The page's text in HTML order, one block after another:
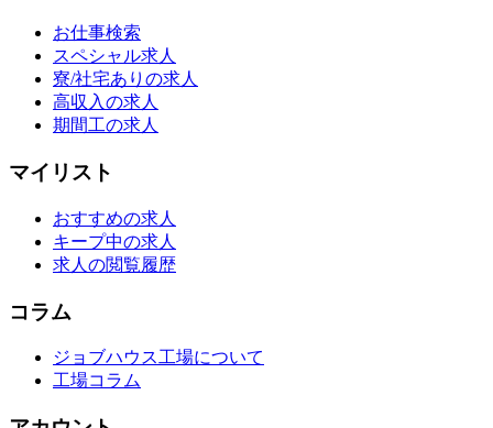
お仕事検索
スペシャル求人
寮/社宅ありの求人
高収入の求人
期間工の求人
マイリスト
おすすめの求人
キープ中の求人
求人の閲覧履歴
コラム
ジョブハウス工場について
工場コラム